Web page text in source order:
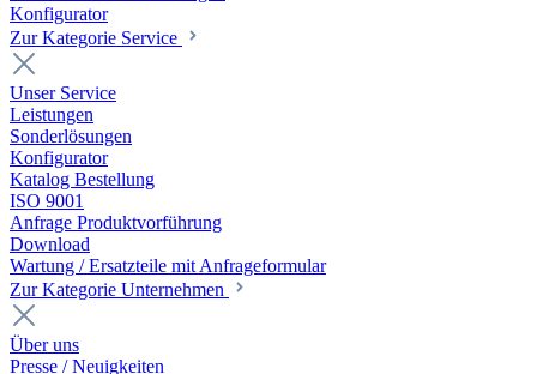
Konfigurator
Zur Kategorie Service
Unser Service
Leistungen
Sonderlösungen
Konfigurator
Katalog Bestellung
ISO 9001
Anfrage Produktvorführung
Download
Wartung / Ersatzteile mit Anfrageformular
Zur Kategorie Unternehmen
Über uns
Presse / Neuigkeiten